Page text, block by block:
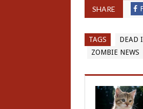
SHARE
TAGS DEAD
ZOMBIE NEWS